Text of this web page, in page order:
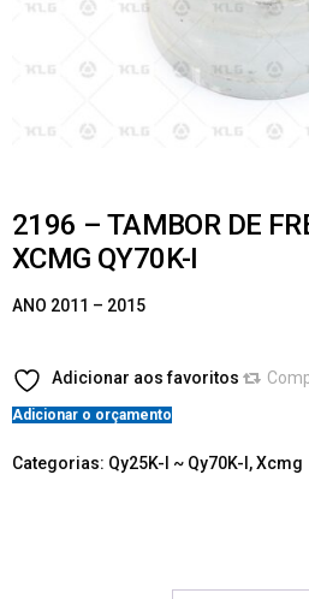
2196 – TAMBOR DE
XCMG QY70K-I
ANO 2011 – 2015
Adicionar aos favoritos
Adicionar o orçamento
Categorias: Qy25K-I ~ Qy70K-I ,Xcmg